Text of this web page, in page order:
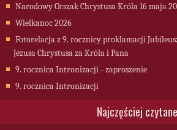
Narodowy Orszak Chrystusa Króla 16 maja
Wielkanoc 2026
Fotorelacja z 9. rocznicy proklamacji
Jezusa Chrystusa za Króla i Pana
9. rocznica Intronizacji - zaproszenie
9. rocznica Intronizacji
Najczęściej czytane